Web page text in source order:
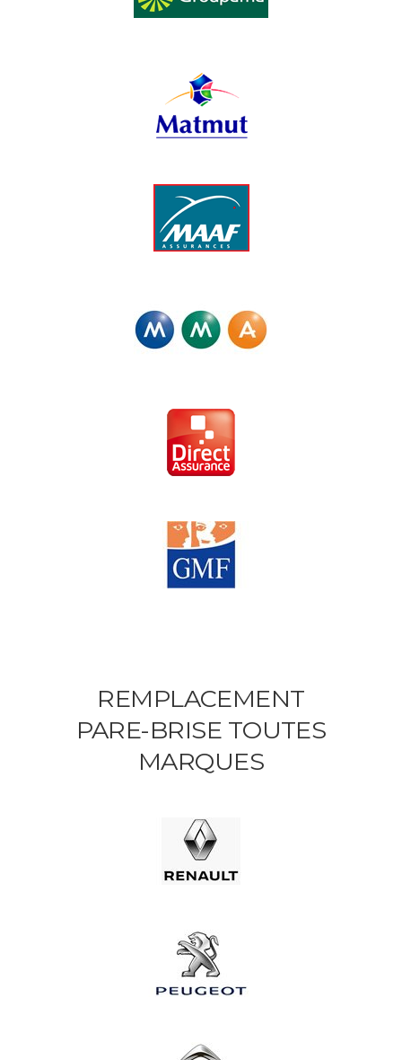
REMPLACEMENT
PARE-BRISE TOUTES
MARQUES